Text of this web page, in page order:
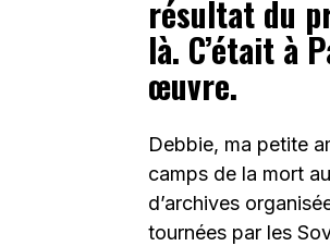
résultat du
là. C’était à
œuvre.
Debbie, ma petite
camps de la mort
d’archives
tournées par les